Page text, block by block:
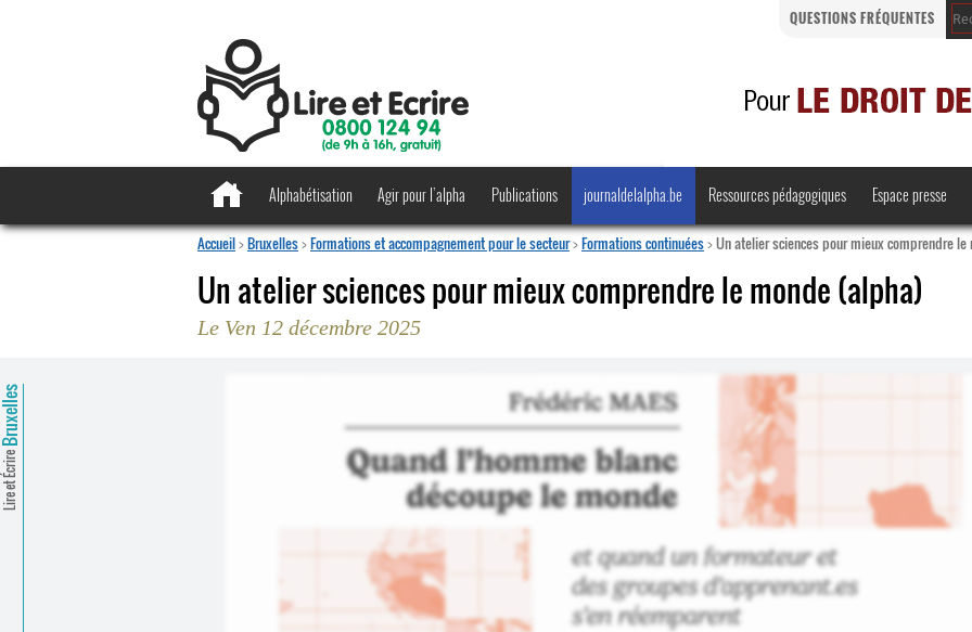
QUESTIONS FRÉQUENTES
Alphabétisation Agir pour l’alpha Publications
·
journaldelalpha.be Ressources pédagogiques
Bienvenue en Belgique
Espace presse
Accueil>Bruxelles>Formations et accompagnement pour le secteur>Formations continuées>Un atelier sciences pour mieux comprendre
Un atelier sciences pour mieux comprendre le monde (alpha)
Le Ven 12 décembre 2025
Lire et Écrire